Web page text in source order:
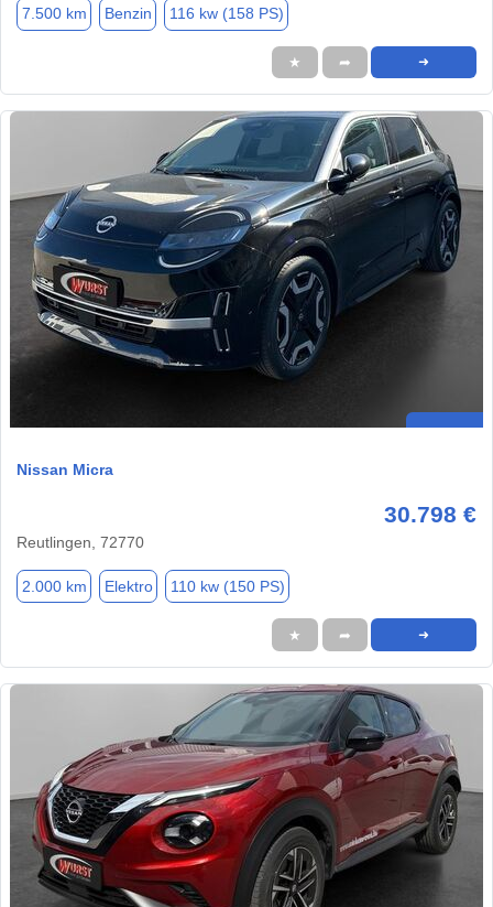
7.500 km Benzin 116 kw (158 PS)
★ ➦ ➜
Nissan Micra
30.798 €
Reutlingen, 72770
2.000 km Elektro 110 kw (150 PS)
★ ➦ ➜